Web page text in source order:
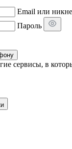
Email или
Пароль
сервисы, в